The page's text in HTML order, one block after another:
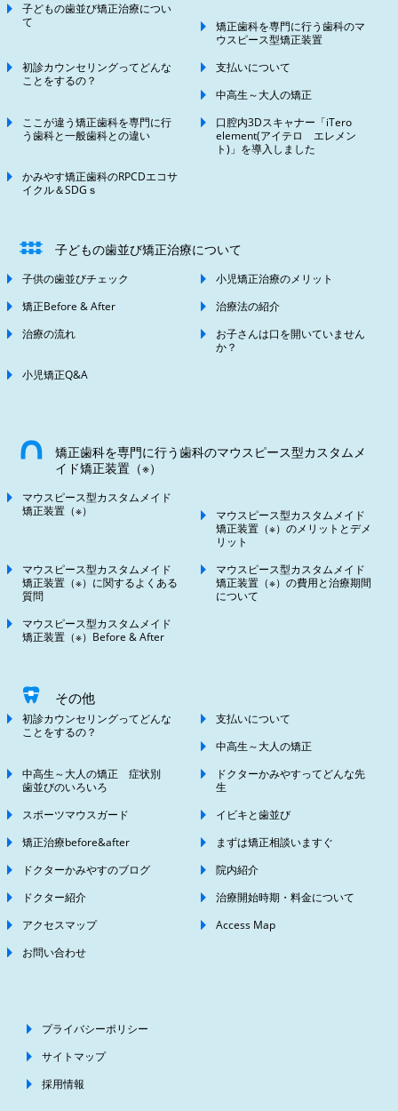
子どもの歯並び矯正治療につい
て
矯正歯科を専門に行う歯科のマ
ウスピース型矯正装置
初診カウンセリングってどんな
ことをするの？
支払いについて
中高生～大人の矯正
ここが違う矯正歯科を専門に行
う歯科と一般歯科との違い
口腔内3Dスキャナー「iTero
element(アイテロ エレメン
ト)」を導入しました
かみやす矯正歯科のRPCDエコサ
イクル＆SDGｓ
子どもの歯並び矯正治療について
子供の歯並びチェック
小児矯正治療のメリット
矯正Before & After
治療法の紹介
治療の流れ
お子さんは口を開いていません
か？
小児矯正Q&A
矯正歯科を専門に行う歯科のマウスピース型カスタムメ
イド矯正装置（※）
マウスピース型カスタムメイド
矯正装置（※）
マウスピース型カスタムメイド
矯正装置（※）のメリットとデメ
リット
マウスピース型カスタムメイド
矯正装置（※）に関するよくある
質問
マウスピース型カスタムメイド
矯正装置（※）の費用と治療期間
について
マウスピース型カスタムメイド
矯正装置（※）Before & After
その他
初診カウンセリングってどんな
ことをするの？
支払いについて
中高生～大人の矯正
中高生～大人の矯正 症状別
歯並びのいろいろ
ドクターかみやすってどんな先
生
スポーツマウスガード
イビキと歯並び
矯正治療before&after
まずは矯正相談いますぐ
ドクターかみやすのブログ
院内紹介
ドクター紹介
治療開始時期・料金について
アクセスマップ
Access Map
お問い合わせ
プライバシーポリシー
サイトマップ
採用情報